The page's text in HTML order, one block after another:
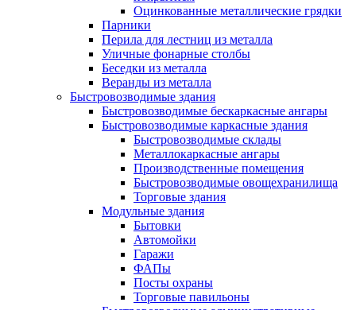
Оцинкованные металлические грядки
Парники
Перила для лестниц из металла
Уличные фонарные столбы
Беседки из металла
Веранды из металла
Быстровозводимые здания
Быстровозводимые бескаркасные ангары
Быстровозводимые каркасные здания
Быстровозводимые склады
Металлокаркасные ангары
Производственные помещения
Быстровозводимые овощехранилища
Торговые здания
Модульные здания
Бытовки
Автомойки
Гаражи
ФАПы
Посты охраны
Торговые павильоны